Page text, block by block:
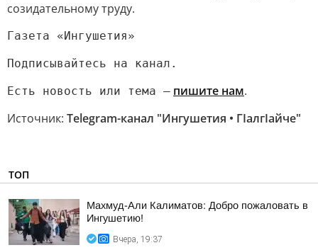
созидательному труду.
Газета «Ингушетия»
Подписывайтесь на канал.
Есть новость или тема — пишите нам.
Источник: Telegram-канал "Ингушетия • ГIалгIайче"
ТОП
Махмуд-Али Калиматов: Добро пожаловать в
Ингушетию!
Вчера, 19:37